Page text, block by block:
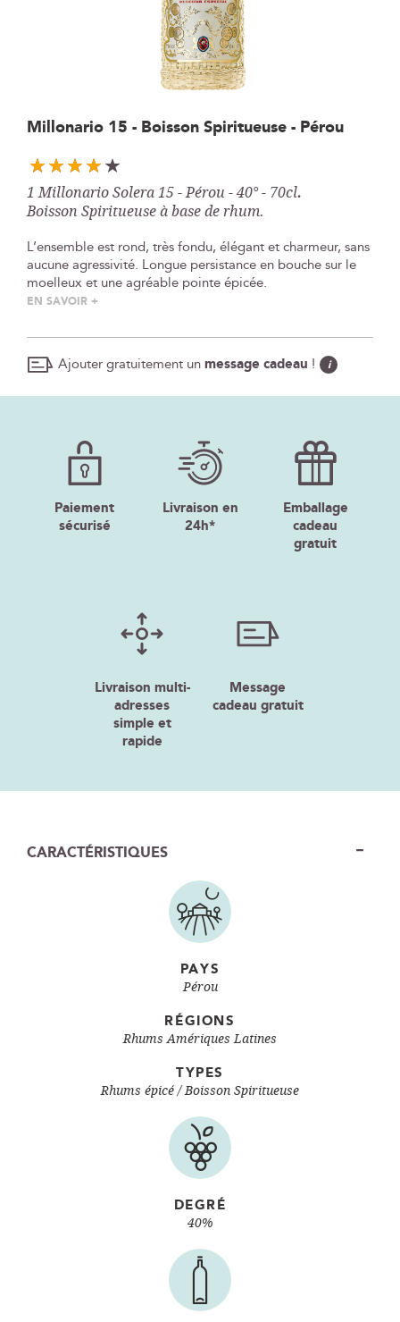
Skip
the
beginning
of
the
gallery
Millonario 15 - Boisson Spiritueuse - Pérou
1 Millonario Solera 15 - Pérou - 40° - 70cl.
Boisson Spiritueuse à base de rhum.
L’ensemble est rond, très fondu, élégant et charmeur, sans
aucune agressivité. Longue persistance en bouche sur le
moelleux et une agréable pointe épicée.
EN SAVOIR +
Ajouter gratuitement unmessage cadeau ! i
Paiement
sécurisé
Livraison en
24h*
Emballage
cadeau
gratuit
Livraison multi-
adresses
simple et
rapide
Message
cadeau gratuit
CARACTÉRISTIQUES
PAYS
Pérou
RÉGIONS
Rhums Amériques Latines
TYPES
Rhums épicé / Boisson Spiritueuse
DEGRÉ
40%